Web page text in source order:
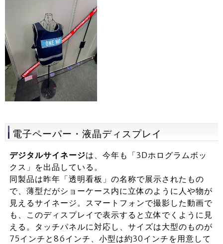
電子ペーパー・液晶ディスプレイ
デジタルサイネージは、今年も「3Dホログラムボッ
クス」を出品している。
同製品は昨年「透明看板」の名称で展示されたもの
で、薄型だがショーケース内に立体のように人や物が
見えるサイネージ。スマートフォンで撮影した動画で
も、このディスプレイで表示すると立体でくように見
える。タッチパネルに対応し、サイズは大型のものが
75インチと86インチ、小型は約30インチを用意して